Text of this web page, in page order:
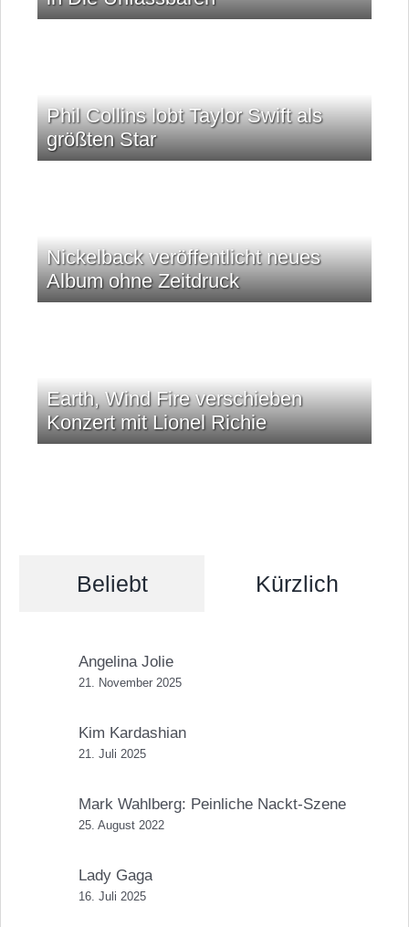
Phil Collins lobt Taylor Swift als
größten Star
Nickelback veröffentlicht neues
Album ohne Zeitdruck
Earth, Wind Fire verschieben
Konzert mit Lionel Richie
Beliebt Kürzlich
Angelina Jolie
21. November 2025
Kim Kardashian
21. Juli 2025
Mark Wahlberg: Peinliche Nackt-Szene
25. August 2022
Lady Gaga
16. Juli 2025